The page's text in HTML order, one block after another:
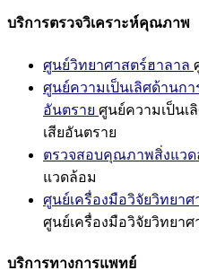
บริการตรวจวิเคราะห์คุณภาพ
ศูนย์วิทยาศาสตร์ฮาลาล
ศูนย์ความเป็นเลิศด้านก
อันตราย ศูนย์ความเป็นเ
เสียอันตราย
ตรวจสอบคุณภาพสิ่งแวด
แวดล้อม
ศูนย์เครื่องมือวิจัยวิทยาศ
ศูนย์เครื่องมือวิจัยวิทยาศ
บริการทางการแพทย์